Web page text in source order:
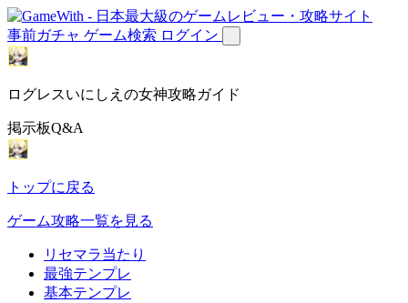
事前ガチャ ゲーム検索 ログイン
ログレスいにしえの女神攻略ガイド
掲示板Q&A
トップに戻る
ゲーム攻略一覧を見る
リセマラ当たり
最強テンプレ
基本テンプレ